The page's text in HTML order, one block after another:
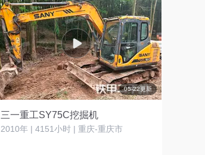
05-22更新
三一重工SY75C挖掘机
2010年 | 4151小时 | 重庆-重庆市